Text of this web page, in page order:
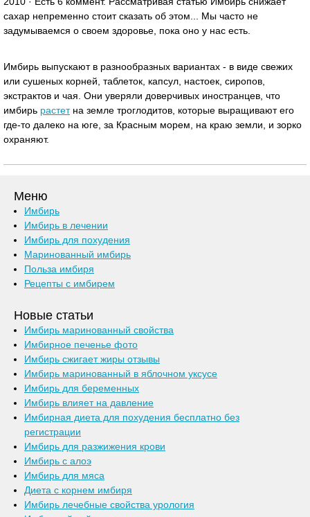
сахар непременно стоит сказать об этом... Мы часто не
задумываемся о своем здоровье, пока оно у нас есть.
Имбирь выпускают в разнообразных вариантах - в виде свежих
или сушеных корней, таблеток, капсул, настоек, сиропов,
экстрактов и чая. Они уверяли доверчивых иностранцев, что
имбирь растетна земле троглодитов, которые выращивают его
где-то далеко на юге, за Красным морем, на краю земли, и зорко
охраняют.
Меню
Имбирь
Имбирь в лечении
Имбирь для похудения
Маринованный имбирь
Польза имбиря
Рецепты с имбирем
Новые статьи
Имбирь маринованный свойства
Имбирное печенье фото
Имбирь сжигает жиры отзывы
Имбирь маринованный в яблочном уксусе
Имбирь для беременных
Имбирь влияет на давление
Имбирная диета для похудения бесплатно без
регистрации
Имбирь для разжижения крови
Имбирь с алоэ
Имбирь для мяса
Диета с корнем имбиря
Имбирь лечебные свойства урология